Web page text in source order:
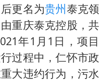
更名为贵州泰克领
重庆泰克控股，共
年1月1日，项目
过程中，仁怀市政
大违约行为，污水